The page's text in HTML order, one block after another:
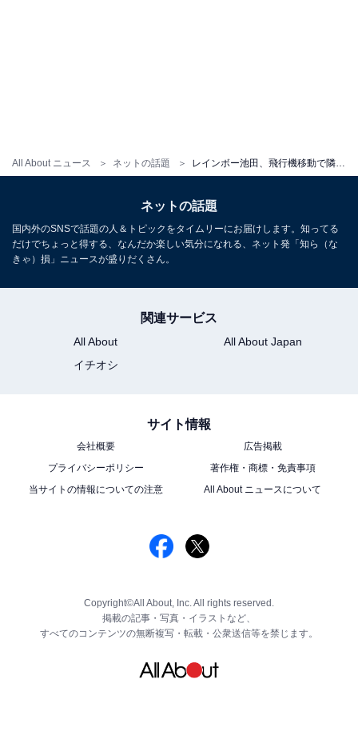
All About ニュース ネットの話題
ネットの話題
国内外のSNSで話題の人＆トピックをタイムリーにお届けします。知ってる
だけでちょっと得する、なんだか楽しい気分になれる、ネット発「知ら（な
きゃ）損」ニュースが盛りだくさん。
関連サービス
All About
All About Japan
イチオシ
サイト情報
会社概要
広告掲載
プライバシーポリシー
著作権・商標・免責事項
当サイトの情報についての注意
All About ニュースについて
Copyright©All About, Inc. All rights reserved.
掲載の記事・写真・イラストなど、
すべてのコンテンツの無断複写・転載・公衆送信等を禁じます。